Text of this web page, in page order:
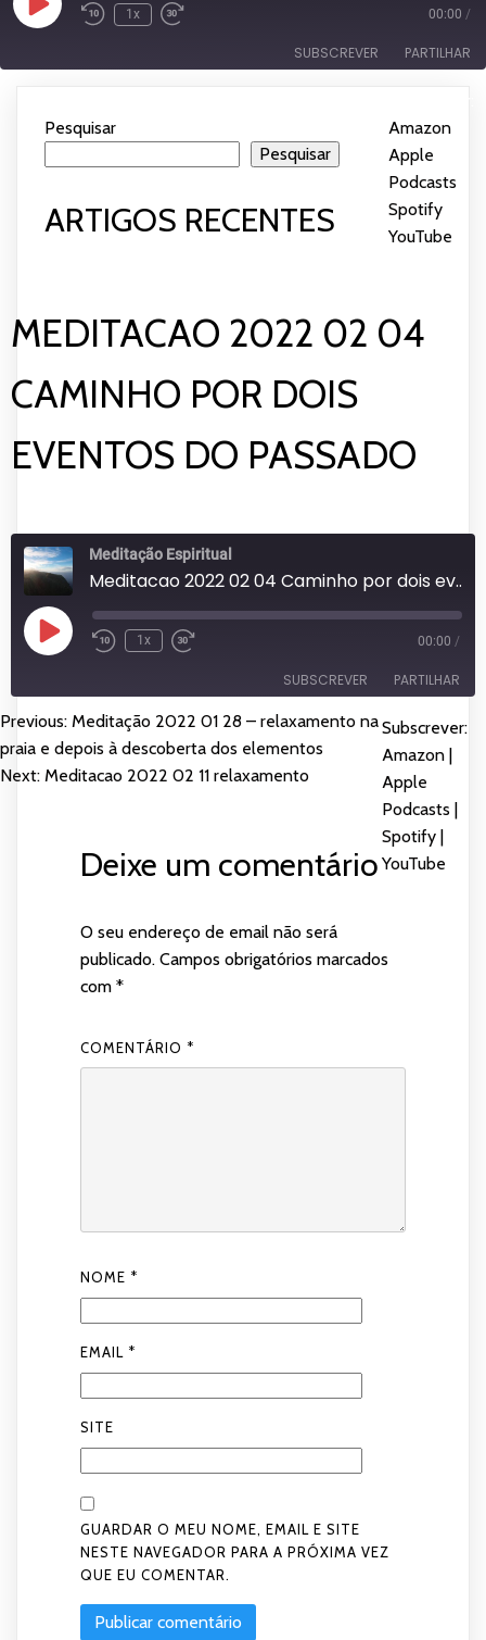
Reproduzir
episódio
1x 00:00 /
SUBSCREVER PARTILHAR
YouTube
INCORPORAR
Amazon
Apple
Podcasts
Spotify
YouTube
MEDITACAO 2022 02 04
CAMINHO POR DOIS
EVENTOS DO PASSADO
Meditação Espiritual
Meditacao 2022 02 04 Caminho por dois eventos do passado
Reproduzir
episódio
1x 00:00 /
SUBSCREVER PARTILHAR
Amazon Apple Podcasts
Spotify YouTube
PARTILHAR
LIGAÇÃO
Subscrever:
Amazon |
Apple
Podcasts |
Spotify |
YouTube
NAVEGAÇÃO
DE
Previous: Meditação 2022 01 28 – relaxamento na
praia e depois à descoberta dos elementos
Next: Meditacao 2022 02 11 relaxamento
Deixe um comentário
O seu endereço de email não será
publicado. Campos obrigatórios marcados
com*
COMENTÁRIO *
NOME *
EMAIL *
SITE
GUARDAR O MEU NOME, EMAIL E SITE
NESTE NAVEGADOR PARA A PRÓXIMA VEZ
QUE EU COMENTAR.
Pesquisar
Pesquisar
ARTIGOS RECENTES